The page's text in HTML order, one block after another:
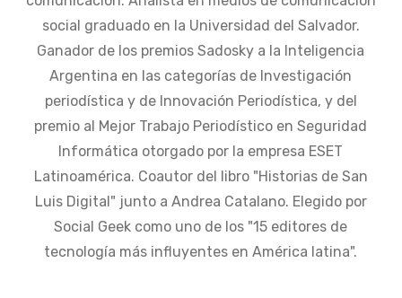
social graduado en la Universidad del Salvador.
Ganador de los premios Sadosky a la Inteligencia
Argentina en las categorías de Investigación
periodística y de Innovación Periodística, y del
premio al Mejor Trabajo Periodístico en Seguridad
Informática otorgado por la empresa ESET
Latinoamérica. Coautor del libro "Historias de San
Luis Digital" junto a Andrea Catalano. Elegido por
Social Geek como uno de los "15 editores de
tecnología más influyentes en América latina".